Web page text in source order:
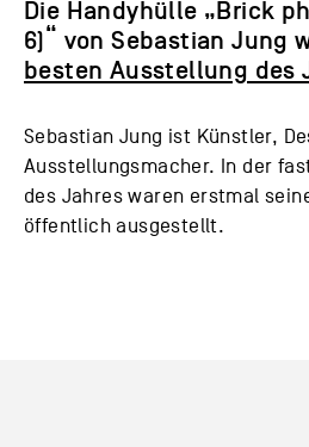
Die Handyhülle „Brick
6)“ von Sebastian Jung
besten Ausstellung des
Sebastian Jung ist Künstler,
Ausstellungsmacher. In der
des Jahres waren erstmal
öffentlich ausgestellt.